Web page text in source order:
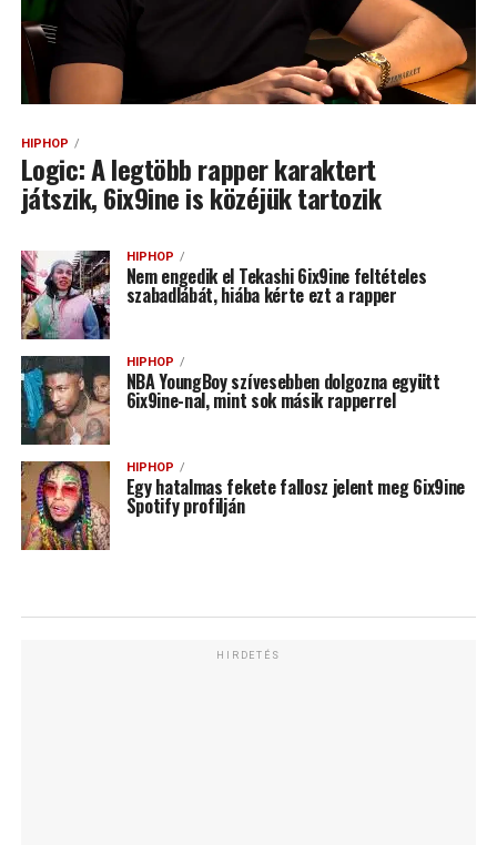
HIPHOP
Logic: A legtöbb rapper karaktert
játszik, 6ix9ine is közéjük tartozik
HIPHOP
Nem engedik el Tekashi 6ix9ine feltételes
szabadlábát, hiába kérte ezt a rapper
HIPHOP
NBA YoungBoy szívesebben dolgozna együtt
6ix9ine-nal, mint sok másik rapperrel
HIPHOP
Egy hatalmas fekete fallosz jelent meg 6ix9ine
Spotify profilján
HIRDETÉS